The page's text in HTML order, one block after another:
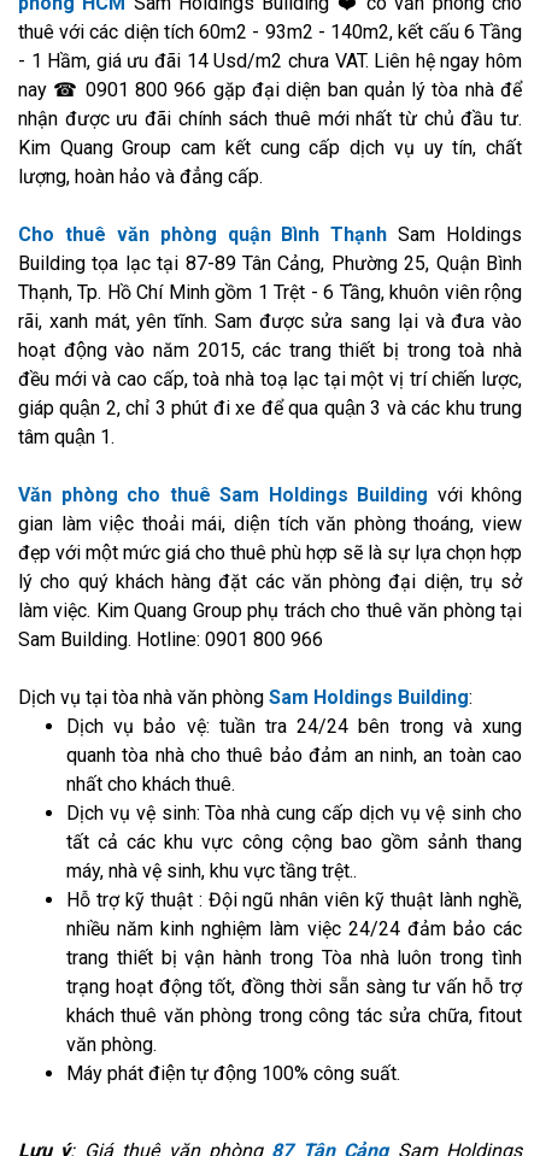
thuê với các diện tích 60m2 - 93m2 - 140m2, kết cấu 6 Tầng
- 1 Hầm, giá ưu đãi 14 Usd/m2 chưa VAT. Liên hệ ngay hôm
nay ☎ 0901 800 966 gặp đại diện ban quản lý tòa nhà để
nhận được ưu đãi chính sách thuê mới nhất từ chủ đầu tư.
Kim Quang Group cam kết cung cấp dịch vụ uy tín, chất
lượng, hoàn hảo và đẳng cấp.
Cho thuê văn phòng quận Bình Thạnh Sam Holdings
Building tọa lạc tại 87-89 Tân Cảng, Phường 25, Quận Bình
Thạnh, Tp. Hồ Chí Minh gồm 1 Trệt - 6 Tầng, khuôn viên rộng
rãi, xanh mát, yên tĩnh. Sam được sửa sang lại và đưa vào
hoạt động vào năm 2015, các trang thiết bị trong toà nhà
đều mới và cao cấp, toà nhà toạ lạc tại một vị trí chiến lược,
giáp quận 2, chỉ 3 phút đi xe để qua quận 3 và các khu trung
tâm quận 1.
Văn phòng cho thuê Sam Holdings Building với không
gian làm việc thoải mái, diện tích văn phòng thoáng, view
đẹp với một mức giá cho thuê phù hợp sẽ là sự lựa chọn hợp
lý cho quý khách hàng đặt các văn phòng đại diện, trụ sở
làm việc. Kim Quang Group phụ trách cho thuê văn phòng tại
Sam Building. Hotline: 0901 800 966
Dịch vụ tại tòa nhà văn phòng Sam Holdings Building:
Dịch vụ bảo vệ: tuần tra 24/24 bên trong và xung
quanh tòa nhà cho thuê bảo đảm an ninh, an toàn cao
nhất cho khách thuê.
Dịch vụ vệ sinh: Tòa nhà cung cấp dịch vụ vệ sinh cho
tất cả các khu vực công cộng bao gồm sảnh thang
máy, nhà vệ sinh, khu vực tầng trệt..
Hỗ trợ kỹ thuật : Đội ngũ nhân viên kỹ thuật lành nghề,
nhiều năm kinh nghiệm làm việc 24/24 đảm bảo các
trang thiết bị vận hành trong Tòa nhà luôn trong tình
trạng hoạt động tốt, đồng thời sẵn sàng tư vấn hỗ trợ
khách thuê văn phòng trong công tác sửa chữa, fitout
văn phòng.
Máy phát điện tự động 100% công suất.
Lưu ý: Giá thuê văn phòng 87 Tân CảngSam Holdings